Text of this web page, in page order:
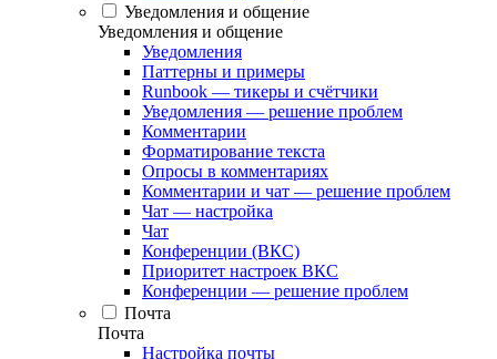
Уведомления и общение
Уведомления и общение
Уведомления
Паттерны и примеры
Runbook — тикеры и счётчики
Уведомления — решение проблем
Комментарии
Форматирование текста
Опросы в комментариях
Комментарии и чат — решение проблем
Чат — настройка
Чат
Конференции (ВКС)
Приоритет настроек ВКС
Конференции — решение проблем
Почта
Почта
Настройка почты